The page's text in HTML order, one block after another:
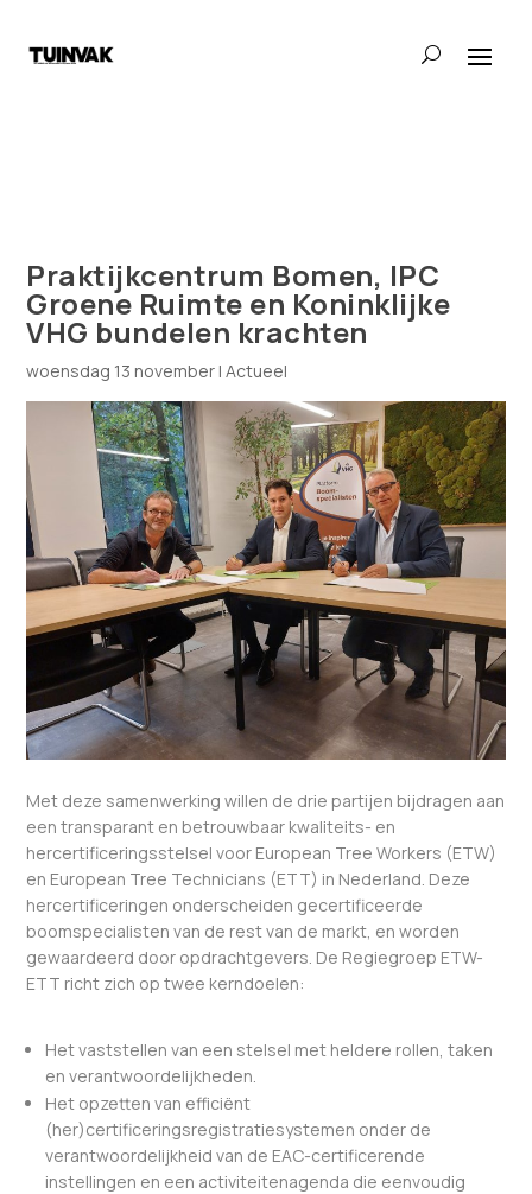
Praktijkcentrum Bomen, IPC
Groene Ruimte en Koninklijke
VHG bundelen krachten
woensdag 13 november |Actueel
Met deze samenwerking willen de drie partijen bijdragen aan
een transparant en betrouwbaar kwaliteits- en
hercertificeringsstelsel voor European Tree Workers (ETW)
en European Tree Technicians (ETT) in Nederland. Deze
hercertificeringen onderscheiden gecertificeerde
boomspecialisten van de rest van de markt, en worden
gewaardeerd door opdrachtgevers. De Regiegroep ETW-
ETT richt zich op twee kerndoelen:
Het vaststellen van een stelsel met heldere rollen, taken
en verantwoordelijkheden.
Het opzetten van efficiënt
(her)certificeringsregistratiesystemen onder de
verantwoordelijkheid van de EAC-certificerende
instellingen en een activiteitenagenda die eenvoudig